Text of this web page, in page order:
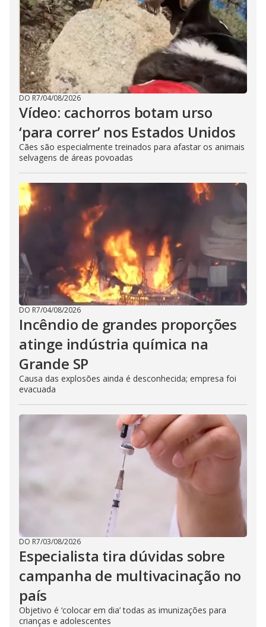
DO R7/04/08/2026
Vídeo: cachorros botam urso
‘para correr’ nos Estados Unidos
Cães são especialmente treinados para afastar os animais
selvagens de áreas povoadas
DO R7/04/08/2026
Incêndio de grandes proporções
atinge indústria química na
Grande SP
Causa das explosões ainda é desconhecida; empresa foi
evacuada
DO R7/03/08/2026
Especialista tira dúvidas sobre
campanha de multivacinação no
país
Objetivo é ‘colocar em dia’ todas as imunizações para
crianças e adolescentes